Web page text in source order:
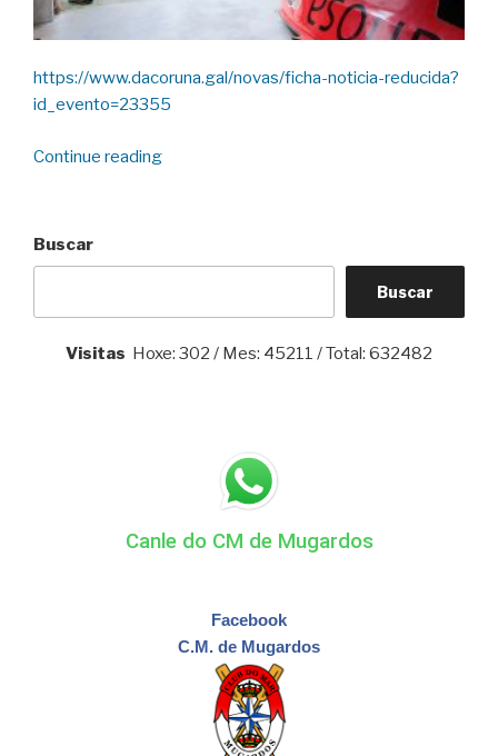
https://www.dacoruna.gal/novas/ficha-noticia-reducida?
id_evento=23355
Continue reading“O
Antonio
visitou
Mugardos”
Buscar
Buscar
Visitas Hoxe: 302 / Mes: 45211 / Total: 632482
Canle do CM de Mugardos
Facebook
C.M. de Mugardos